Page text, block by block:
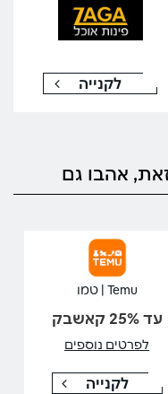
לקנייה
אהבו גם
Temu | טמו
עד 25% קאשבק
לפרטים נוספים
לקנייה